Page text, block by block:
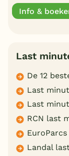
online.
Info &
Last
De 12
Last
Last
RCN last
Landal